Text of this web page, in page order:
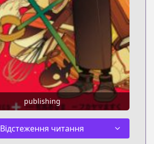
publishing
Відстеження читання